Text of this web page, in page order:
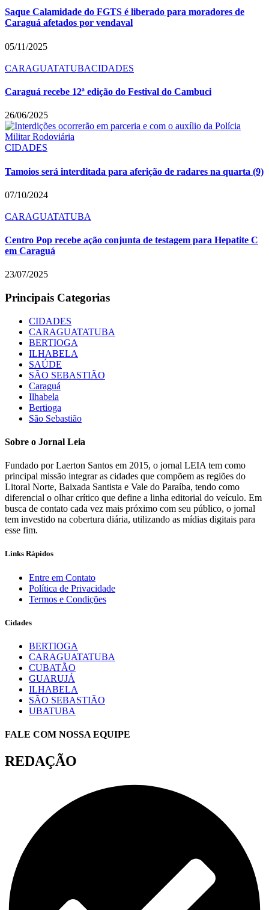
Saque Calamidade do FGTS é liberado para moradores de
Caraguá afetados por vendaval
05/11/2025
CARAGUATATUBACIDADES
Caraguá recebe 12ª edição do Festival do Cambuci
26/06/2025
CIDADES
Tamoios será interditada para aferição de radares na quarta (9)
07/10/2024
CARAGUATATUBA
Centro Pop recebe ação conjunta de testagem para Hepatite C
em Caraguá
23/07/2025
Principais Categorias
CIDADES
CARAGUATATUBA
BERTIOGA
ILHABELA
SAÚDE
SÃO SEBASTIÃO
Caraguá
Ilhabela
Bertioga
São Sebastião
Sobre o Jornal Leia
Fundado por Laerton Santos em 2015, o jornal LEIA tem como
principal missão integrar as cidades que compõem as regiões do
Litoral Norte, Baixada Santista e Vale do Paraíba, tendo como
diferencial o olhar crítico que define a linha editorial do veículo. Em
busca de contato cada vez mais próximo com seu público, o jornal
tem investido na cobertura diária, utilizando as mídias digitais para
esse fim.
Links Rápidos
Entre em Contato
Política de Privacidade
Termos e Condições
Cidades
BERTIOGA
CARAGUATATUBA
CUBATÃO
GUARUJÁ
ILHABELA
SÃO SEBASTIÃO
UBATUBA
FALE COM NOSSA EQUIPE
REDAÇÃO